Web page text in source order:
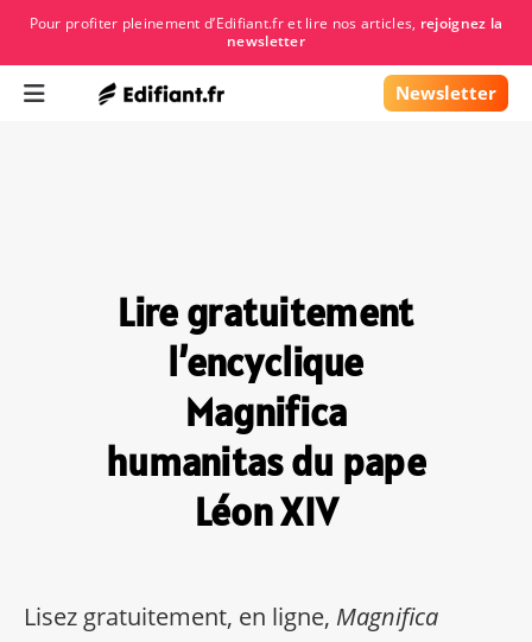
principal
Pour profiter pleinement d’Edifiant.fr et lire nos articles, rejoignez la
newsletter
Newsletter
Lire gratuitement
l’encyclique
Magnifica
humanitas du pape
Léon XIV
Lisez gratuitement, en ligne, Magnifica